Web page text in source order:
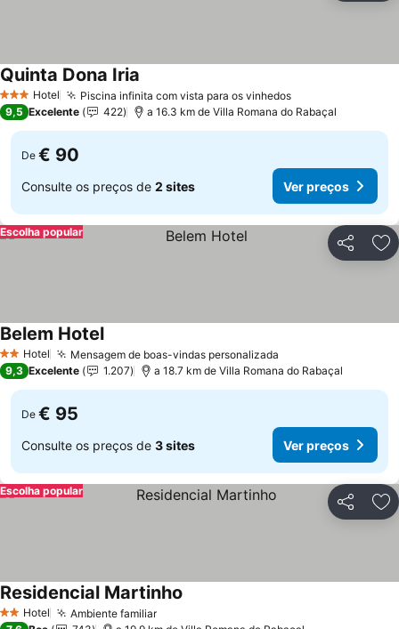
3 EstrelasHotel Piscina infinita com vista para os vinhedosVer preços
Quinta Dona Iria
9,5 Excelente 422 a 16.3 km de Villa Romana do Rabaçal
De € 90
Consulte os preços de 2 sites Ver preços
Partilhar
Escolha popular
2 Estrelas
Hotel Mensagem de boas-vindas personalizada
Belem HotelVer preços
9,3 Excelente 1.207 a 18.7 km de Villa Romana do Rabaçal
De € 95
Consulte os preços de 3 sites Ver preços
Partilhar
Escolha popular
2 Estrelas
Hotel Ambiente familiarVer preços
Residencial Martinho